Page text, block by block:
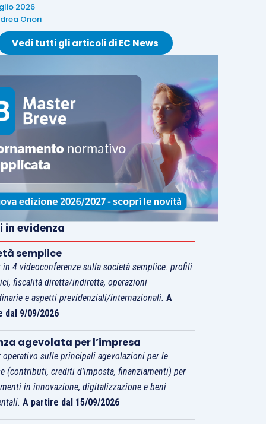
2026
Onori
Vedi tutti gli articoli di EC News
in evidenza
semplice
in 4 videoconferenze sulla società semplice: profili
fiscalità diretta/indiretta, operazioni
e aspetti previdenziali/internazionali.A
dal 9/09/2026
agevolata per l’impresa
operativo sulle principali agevolazioni per le
(contributi, crediti d’imposta, finanziamenti) per
in innovazione, digitalizzazione e beni
A partire dal 15/09/2026